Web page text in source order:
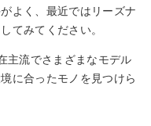
よく、最近ではリーズナ
てみてください。
主流でさまざまなモデル
に合ったモノを見つけら